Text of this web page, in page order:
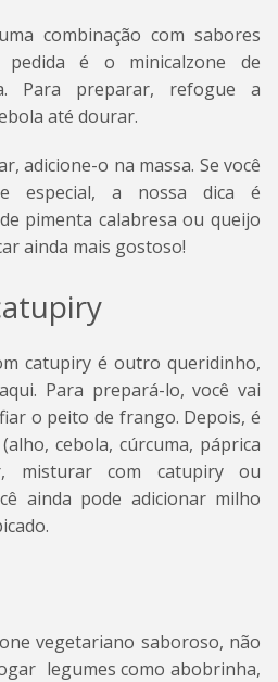
combinação com sabores
pedida é o minicalzone de
Para preparar, refogue a
até dourar.
adicione-o na massa. Se você
especial, a nossa dica é
pimenta calabresa ou queijo
ainda mais gostoso!
catupiry é outro queridinho,
Para prepará-lo, você vai
o peito de frango. Depois, é
cebola, cúrcuma, páprica
misturar com catupiry ou
ainda pode adicionar milho
vegetariano saboroso, não
legumes como abobrinha,